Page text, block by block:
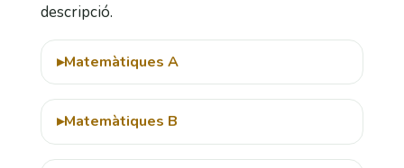
descripció.
Matemàtiques A
Matemàtiques B